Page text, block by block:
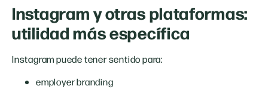
Instagram y otras plataformas:
utilidad más específica
Instagram puede tener sentido para:
employer branding